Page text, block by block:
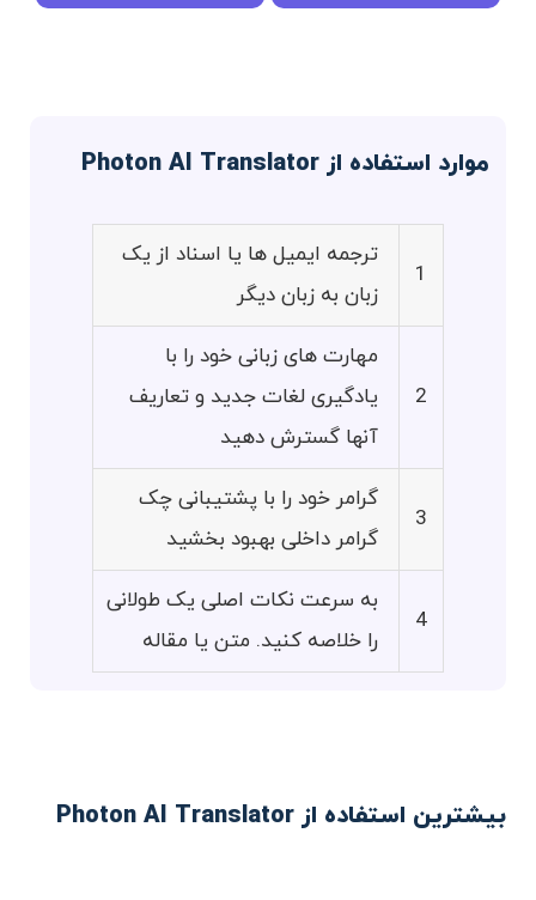
موارد استفاده از Photon AI Translator
1
ترجمه ایمیل ها یا اسناد از یک
زبان به زبان دیگر
2
مهارت های زبانی خود را با
یادگیری لغات جدید و تعاریف
آنها گسترش دهید
3
گرامر خود را با پشتیبانی چک
گرامر داخلی بهبود بخشید
4
به سرعت نکات اصلی یک طولانی
را خلاصه کنید. متن یا مقاله
بیشترین استفاده از Photon AI Translator